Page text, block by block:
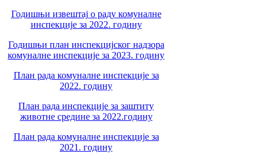
Годишњи извештај о раду комуналне
инспекције за 2022. годину
Годишњи план инспекцијског надзора
комуналне инспекције за 2023. годину
План рада комуналне инспекције за
2022. годину
План рада инспекције за заштиту
животне средине за 2022.годину
План рада комуналне инспекције за
2021. годину